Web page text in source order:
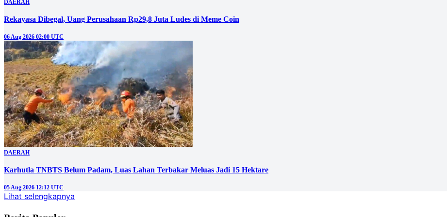
DAERAH
Rekayasa Dibegal, Uang Perusahaan Rp29,8 Juta Ludes di Meme Coin
06 Aug 2026 02:00 UTC
DAERAH
Karhutla TNBTS Belum Padam, Luas Lahan Terbakar Meluas Jadi 15 Hektare
05 Aug 2026 12:12 UTC
Lihat selengkapnya